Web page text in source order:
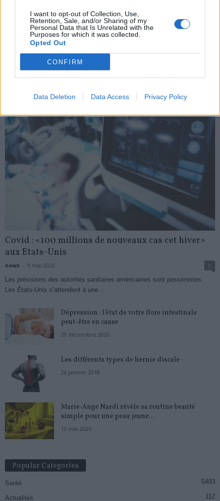
I want to opt-out of Collection, Use,
Retention, Sale, and/or Sharing of my
Personal Data that Is Unrelated with the
Purposes for which it was collected.
Opted Out
CONFIRM
Data Deletion Data Access Privacy Policy
12 février 2019
Clusters en Creuse : le variant brésilien ou sud-africain en
- 22 avril 2021
My Favorites
Covid : «100 millions de nouveaux cas cet hiver»
aux Etats-Unis
news - 9 mai 2022
0
Les prévisions des autorités sanitaires américaines sont pessimistes.
Les États-Unis s’attendent à une ...
Dépression : l’état de votre flore intestinale
peut-être en cause
29 décembre 2020
Les différents types de hernie discale
26 janvier 2018
Marie-Ange Nardi révèle sa routine beauté
simple pour une peau jeune...
12 mai 2026
Popular Categories
Santé 5493
Actualités 112